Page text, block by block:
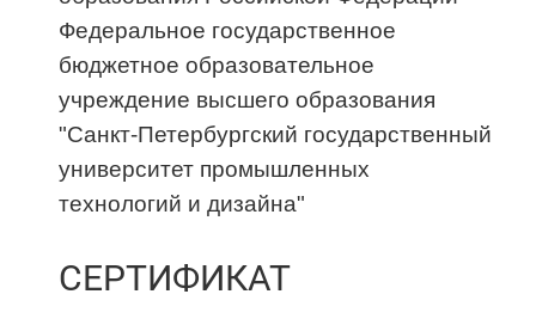
Федеральное государственное
бюджетное образовательное
учреждение высшего образования
"Санкт-Петербургский государственный
университет промышленных
технологий и дизайна"
СЕРТИФИКАТ